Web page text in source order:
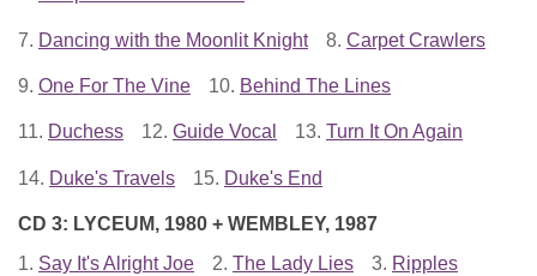
7. Dancing with the Moonlit Knight 8. Carpet Crawlers
9. One For The Vine 10. Behind The Lines
11. Duchess 12. Guide Vocal 13. Turn It On Again
14. Duke's Travels 15. Duke's End
CD 3: LYCEUM, 1980 + WEMBLEY, 1987
1. Say It's Alright Joe 2. The Lady Lies 3. Ripples